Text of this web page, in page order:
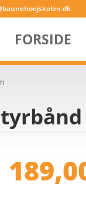
FORSIDE